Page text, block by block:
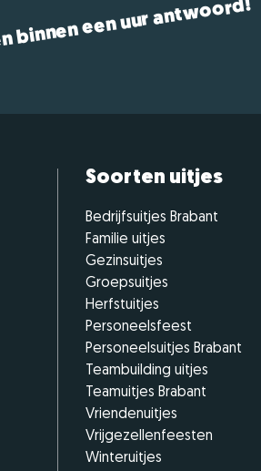
een uur antwoord!
Soorten uitjes
Bedrijfsuitjes Brabant
Familie uitjes
Gezinsuitjes
Groepsuitjes
Herfstuitjes
Personeelsfeest
Personeelsuitjes Brabant
Teambuilding uitjes
Teamuitjes Brabant
Vriendenuitjes
Vrijgezellenfeesten
Winteruitjes